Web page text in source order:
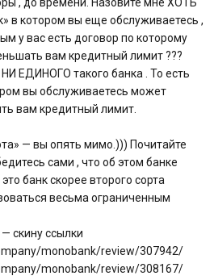
в котором вы еще обслуживаетесь ,
у вас есть договор по которому
вам кредитный лимит ???
ЕДИНОГО такого банка . То есть
вы обслуживаетесь может
вам кредитный лимит.
— вы опять мимо.))) Почитайте
сами , что об этом банке
банк скорее второго сорта
весьма ограниченным
скину ссылки
monobank/review/307942/
monobank/review/308167/